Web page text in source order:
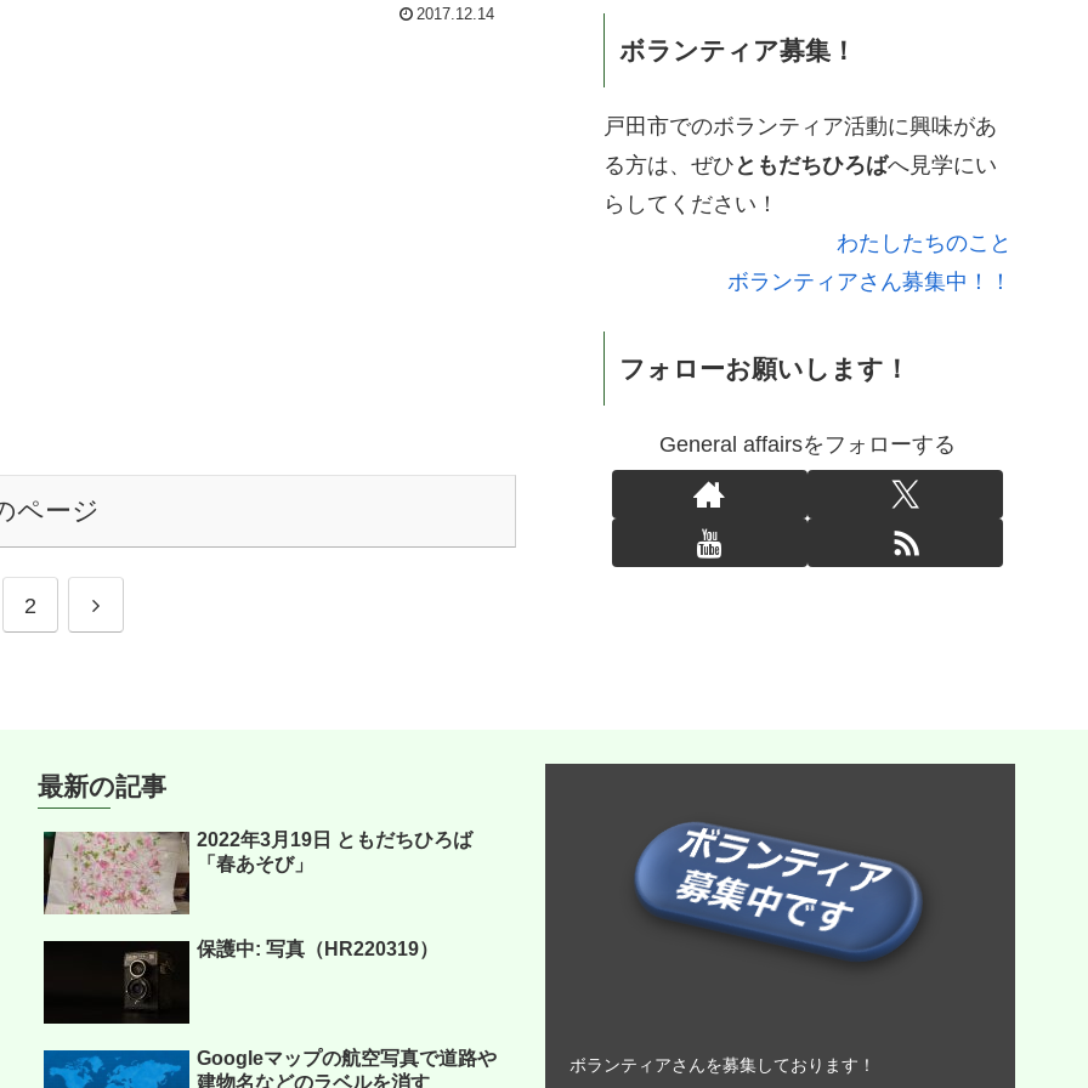
2017.12.14
ページ
2 次
ボランティア募集！
戸田市でのボランティア活動に興味があ
る方は、ぜひ ともだちひろばへ見学にい
らしてください！
わたしたちのこと
ボランティアさん募集中！！
フォローお願いします！
General affairsをフォローする
最新の記事
2022年3月19日 ともだちひろば
「春あそび」
保護中: 写真（HR220319）
Googleマップの航空写真で道路や
建物名などのラベルを消す
ボランティアさんを募集しております！